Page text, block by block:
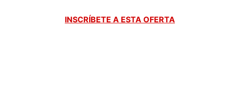
INSCRÍBETE A ESTA OFERTA